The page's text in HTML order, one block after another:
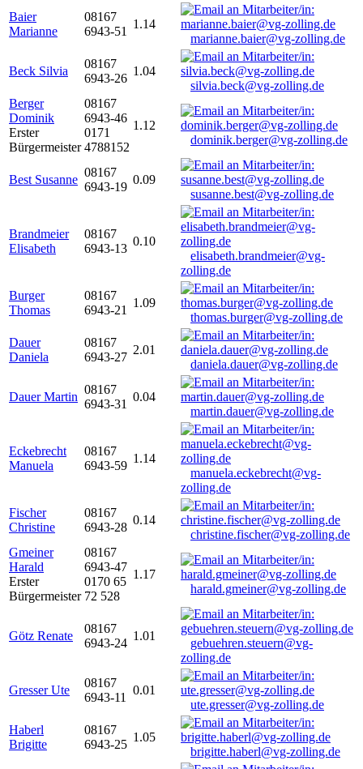
Baier
Marianne
08167
6943-51
1.14
marianne.baier@vg-zolling.de
Beck Silvia
08167
6943-26
1.04
silvia.beck@vg-zolling.de
Berger
Dominik
Erster
Bürgermeister
08167
6943-46
0171
4788152
1.12
dominik.berger@vg-zolling.de
Best Susanne
08167
6943-19
0.09
susanne.best@vg-zolling.de
Brandmeier
Elisabeth
08167
6943-13
0.10
elisabeth.brandmeier@vg-
zolling.de
Burger
Thomas
08167
6943-21
1.09
thomas.burger@vg-zolling.de
Dauer
Daniela
08167
6943-27
2.01
daniela.dauer@vg-zolling.de
Dauer Martin
08167
6943-31
0.04
martin.dauer@vg-zolling.de
Eckebrecht
Manuela
08167
6943-59
1.14
manuela.eckebrecht@vg-
zolling.de
Fischer
Christine
08167
6943-28
0.14
christine.fischer@vg-zolling.de
Gmeiner
Harald
Erster
Bürgermeister
08167
6943-47
0170 65
72 528
1.17
harald.gmeiner@vg-zolling.de
Götz Renate
08167
6943-24
1.01
gebuehren.steuern@vg-
zolling.de
Gresser Ute
08167
6943-11
0.01
ute.gresser@vg-zolling.de
Haberl
Brigitte
08167
6943-25
1.05
brigitte.haberl@vg-zolling.de